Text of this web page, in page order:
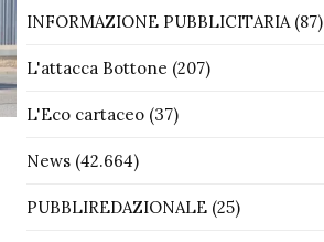
INFORMAZIONE PUBBLICITARIA(87)
L'attacca Bottone (207)
L'Eco cartaceo(37)
News(42.664)
PUBBLIREDAZIONALE(25)